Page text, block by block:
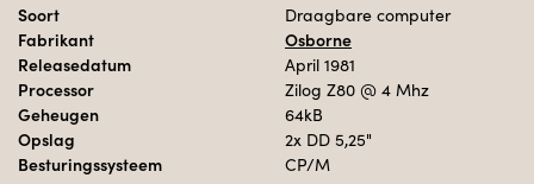
Soort Draagbare computer
Fabrikant
Osborne
Releasedatum
April 1981
Processor Zilog Z80 @ 4 Mhz
Geheugen 64kB
Opslag 2x DD 5,25"
Besturingssysteem CP/M